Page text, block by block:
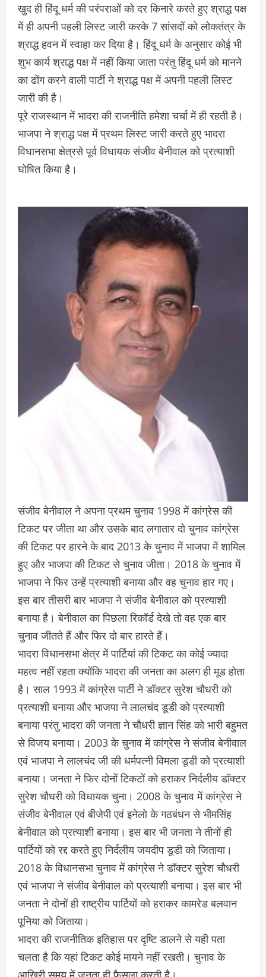
खुद ही हिंदू धर्म की परंपराओं को दर किनारे करते हुए श्राद्ध पक्ष
में ही अपनी पहली लिस्ट जारी करके 7 सांसदों को लोकतंत्र के
श्राद्ध हवन में स्वाहा कर दिया है। हिंदू धर्म के अनुसार कोई भी
शुभ कार्य श्राद्ध पक्ष में नहीं किया जाता परंतु हिंदू धर्म को मानने
का ढोंग करने वाली पार्टी ने श्राद्ध पक्ष में अपनी पहली लिस्ट
जारी की है।
पूरे राजस्थान में भादरा की राजनीति हमेशा चर्चा में ही रहती है।
भाजपा ने श्राद्ध पक्ष में प्रथम लिस्ट जारी करते हुए भादरा
विधानसभा क्षेत्रसे पूर्व विधायक संजीव बेनीवाल को प्रत्याशी
घोषित किया है।
संजीव बेनीवाल ने अपना प्रथम चुनाव 1998 में कांग्रेस की
टिकट पर जीता था और उसके बाद लगातार दो चुनाव कांग्रेस
की टिकट पर हारने के बाद 2013 के चुनाव में भाजपा में शामिल
हुए और भाजपा की टिकट से चुनाव जीता। 2018 के चुनाव में
भाजपा ने फिर उन्हें प्रत्याशी बनाया और वह चुनाव हार गए।
इस बार तीसरी बार भाजपा ने संजीव बेनीवाल को प्रत्याशी
बनाया है। बेनीवाल का पिछला रिकॉर्ड देखे तो वह एक बार
चुनाव जीतते हैं और फिर दो बार हारते हैं।
भादरा विधानसभा क्षेत्र में पार्टियां की टिकट का कोई ज्यादा
महत्व नहीं रहता क्योंकि भादरा की जनता का अलग ही मूड होता
है। साल 1993 में कांग्रेस पार्टी ने डॉक्टर सुरेश चौधरी को
प्रत्याशी बनाया और भाजपा ने लालचंद डूडी को प्रत्याशी
बनाया परंतु भादरा की जनता ने चौधरी ज्ञान सिंह को भारी बहुमत
से विजय बनाया। 2003 के चुनाव में कांग्रेस ने संजीव बेनीवाल
एवं भाजपा ने लालचंद जी की धर्मपत्नी विमला डूडी को प्रत्याशी
बनाया। जनता ने फिर दोनों टिकटों को हराकर निर्दलीय डॉक्टर
सुरेश चौधरी को विधायक चुना। 2008 के चुनाव में कांग्रेस ने
संजीव बेनीवाल एवं बीजेपी एवं इनेलो के गठबंधन से भीमसिंह
बेनीवाल को प्रत्याशी बनाया। इस बार भी जनता ने तीनों ही
पार्टियों को रद्द करते हुए निर्दलीय जयदीप डूडी को जिताया।
2018 के विधानसभा चुनाव में कांग्रेस ने डॉक्टर सुरेश चौधरी
एवं भाजपा ने संजीव बेनीवाल को प्रत्याशी बनाया। इस बार भी
जनता ने दोनों ही राष्ट्रीय पार्टियों को हराकर कामरेड बलवान
पूनिया को जिताया।
भादरा की राजनीतिक इतिहास पर दृष्टि डालने से यही पता
चलता है कि यहां टिकट कोई मायने नहीं रखती। चुनाव के